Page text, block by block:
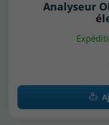
Analyseur